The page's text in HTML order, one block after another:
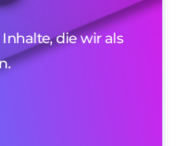
die wir als